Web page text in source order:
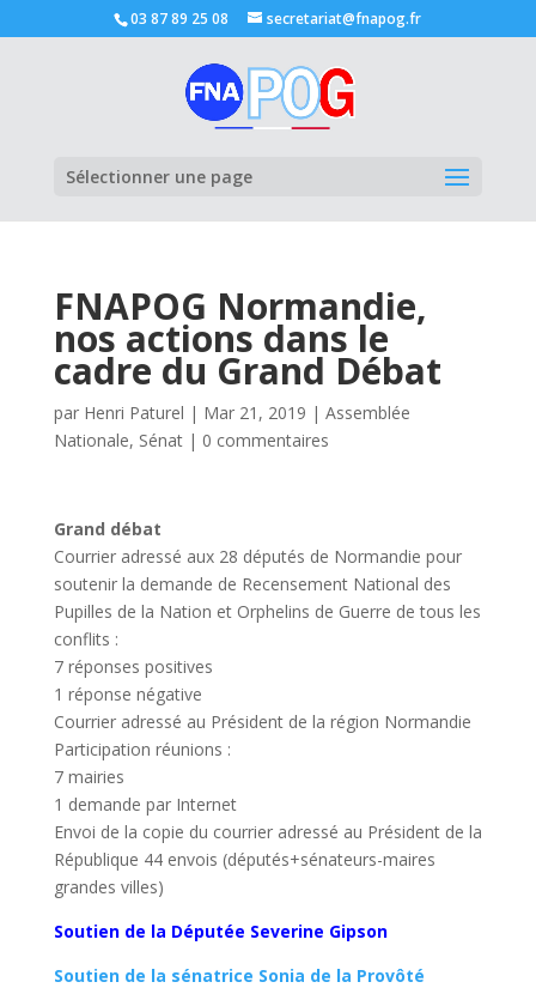
03 87 89 25 08 secretariat@fnapog.fr
Sélectionner une page
FNAPOG Normandie,
nos actions dans le
cadre du Grand Débat
par Henri Paturel | Mar 21, 2019 | Assemblée
Nationale, Sénat| 0 commentaires
Grand débat
Courrier adressé aux 28 députés de Normandie pour
soutenir la demande de Recensement National des
Pupilles de la Nation et Orphelins de Guerre de tous les
conflits :
7 réponses positives
1 réponse négative
Courrier adressé au Président de la région Normandie
Participation réunions :
7 mairies
1 demande par Internet
Envoi de la copie du courrier adressé au Président de la
République 44 envois (députés+sénateurs-maires
grandes villes)
Soutien de la Députée Severine Gipson
Soutien de la sénatrice Sonia de la Provôté